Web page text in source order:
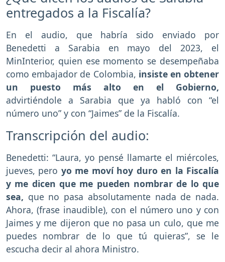
entregados a la Fiscalía?
En el audio, que habría sido enviado por
Benedetti a Sarabia en mayo del 2023, el
MinInterior, quien ese momento se desempeñaba
como embajador de Colombia, insiste en obtener
un puesto más alto en el Gobierno,
advirtiéndole a Sarabia que ya habló con “el
número uno” y con “Jaimes” de la Fiscalía.
Transcripción del audio:
Benedetti: “Laura, yo pensé llamarte el miércoles,
jueves, pero yo me moví hoy duro en la Fiscalía
y me dicen que me pueden nombrar de lo que
sea, que no pasa absolutamente nada de nada.
Ahora, (frase inaudible), con el número uno y con
Jaimes y me dijeron que no pasa un culo, que me
puedes nombrar de lo que tú quieras”, se le
escucha decir al ahora Ministro.